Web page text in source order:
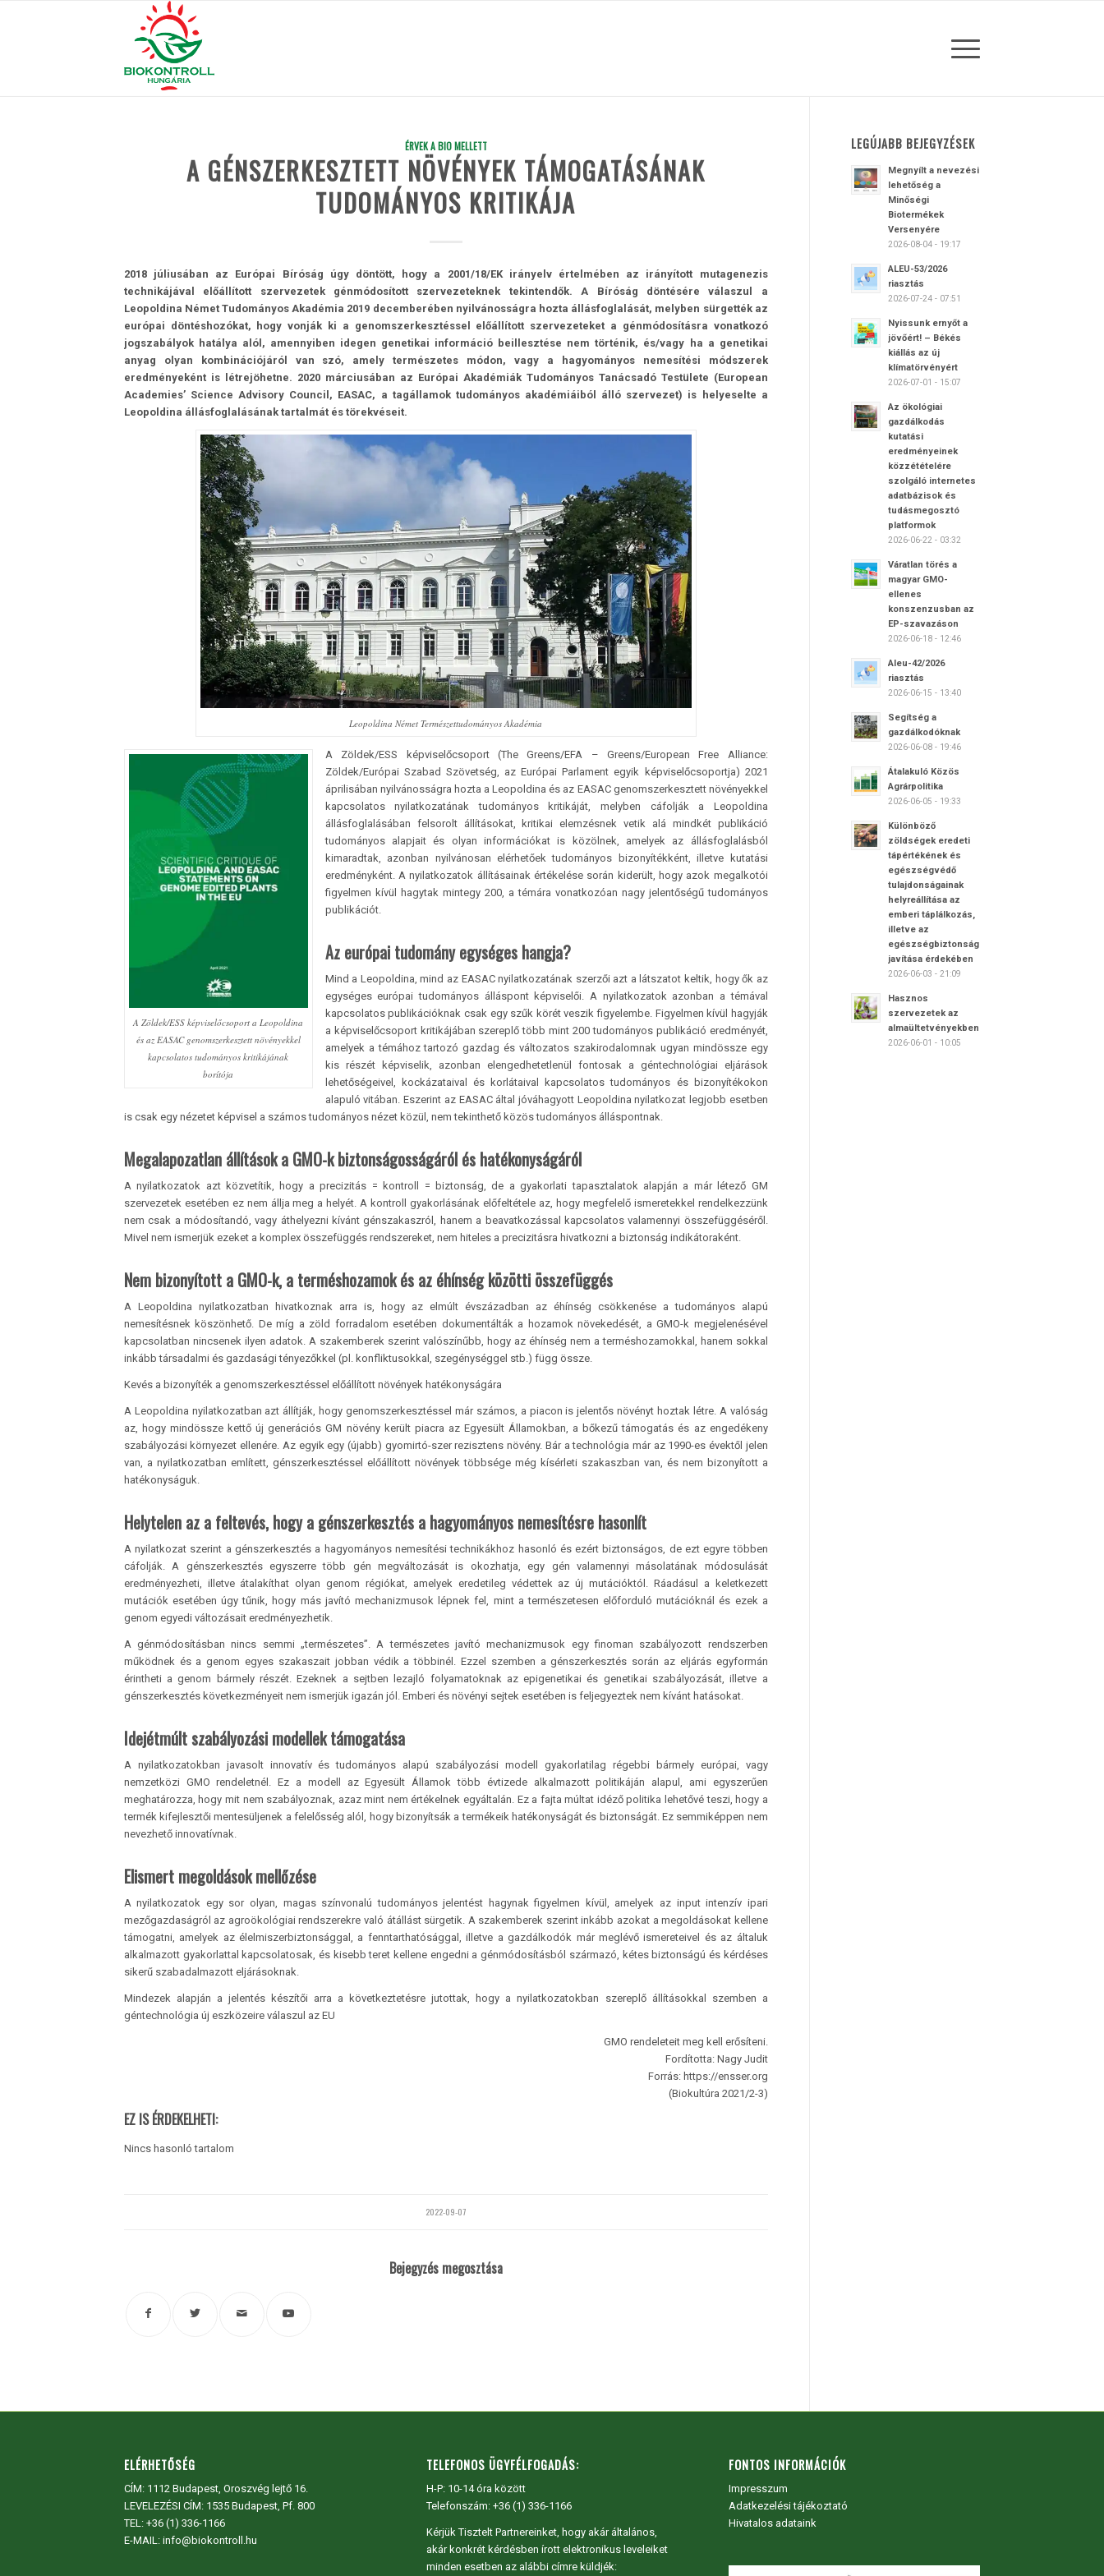
ÉRVEK A BIO MELLETT
A GÉNSZERKESZTETT NÖVÉNYEK TÁMOGATÁSÁNAK
TUDOMÁNYOS KRITIKÁJA
2018 júliusában az Európai Bíróság úgy döntött, hogy a 2001/18/EK irányelv értelmében az irányított muta­ge­nezis
technikájával előállított szervezetek génmódosított szervezeteknek tekintendők. A Bíróság döntésére válaszul a
Leopoldina Német Tudományos Akadémia 2019 decemberében nyilvánosságra hozta állásfoglalását, melyben sürgették az
európai döntéshozókat, hogy vonják ki a genomszerkesztéssel előállított szervezeteket a génmódosításra vonatkozó
jogszabályok hatálya alól, amennyiben idegen genetikai információ beillesztése nem történik, és/vagy ha a genetikai
anyag olyan kombinációjáról van szó, amely természetes módon, vagy a hagyományos nemesítési módszerek
eredményeként is létrejöhetne. 2020 márciusában az Európai Akadémiák Tudományos Tanácsadó Testülete (European
Academies’ Science Advisory Council, EASAC, a tagállamok tudományos akadémiáiból álló szervezet) is helyeselte a
Leopoldina állásfoglalásának tartalmát és törekvéseit.
Leopoldina Német Természettudományos Akadémia
A Zöldek/ESS képviselő­csoport a Leopoldina
és az EASAC genomszerkesztett növényekkel
kapcsolatos tudományos kritikájának
borítója
A Zöldek/ESS képviselő­csoport (The Greens/EFA – Greens/European Free Alli­ance:
Zöldek/Európai Szabad Szövetség, az Európai Parlament egyik képviselőcsoportja) 2021
áprilisában nyilvánosságra hozta a Leopoldina és az EASAC genomszerkesztett növényekkel
kapcsolatos nyilatkozatának tudományos kritikáját, melyben cáfolják a Leopoldina
állásfoglalásában felsorolt állításokat, kritikai elemzésnek vetik alá mindkét publikáció
tudományos alapjait és olyan információkat is közölnek, amelyek az állásfoglalásból
kimaradtak, azonban nyilvánosan elérhetőek tudományos bizonyítékként, illetve kutatási
eredményként. A nyilatkozatok állításainak értékelése során kiderült, hogy azok megalkotói
figyelmen kívül hagytak mintegy 200, a témára vonatkozóan nagy jelentőségű tudományos
publikációt.
Az európai tudomány egységes hangja?
Mind a Leopoldina, mind az EASAC nyilatkozatának szerzői azt a látszatot keltik, hogy ők az
egységes európai tudományos álláspont képviselői. A nyilatkozatok azonban a témával
kapcsolatos publikációknak csak egy szűk körét veszik figyelembe. Figyelmen kívül hagyják
a képviselőcsoport kritikájában szereplő több mint 200 tudományos publikáció eredményét,
amelyek a témához tartozó gazdag és változatos szakirodalomnak ugyan mindössze egy
kis részét képviselik, azonban elengedhetetlenül fontosak a géntechnológiai eljárások
lehetőségeivel, kockázataival és korlátaival kapcsolatos tudományos és bizonyítékokon
alapuló vitában. Eszerint az EASAC által jóváhagyott Leopoldina nyilatkozat legjobb esetben
is csak egy nézetet képvisel a számos tudományos nézet közül, nem tekinthető közös tudományos álláspontnak.
Megalapozatlan állítások a GMO-k biztonságosságáról és hatékonyságáról
A nyilatkozatok azt közvetítik, hogy a precizitás = kontroll = biztonság, de a gyakorlati tapasztalatok alapján a már létező GM
szervezetek esetében ez nem állja meg a helyét. A kontroll gyakorlásának előfeltétele az, hogy megfelelő ismeretekkel rendelkezzünk
nem csak a módosítandó, vagy áthelyezni kívánt génszakaszról, hanem a beavatkozással kapcsolatos valamennyi összefüggéséről.
Mivel nem ismerjük ezeket a komplex összefüggés rendszereket, nem hiteles a precizitásra hivatkozni a biztonság indikátoraként.
Nem bizonyított a GMO-k, a terméshozamok és az éhínség közötti összefüggés
A Leopoldina nyilatkozatban hivatkoznak arra is, hogy az elmúlt évszázadban az éhínség csökkenése a tudományos alapú
nemesítésnek köszönhető. De míg a zöld forradalom esetében dokumentálták a hozamok növekedését, a GMO-k megjelenésével
kapcsolatban nincsenek ilyen adatok. A szakemberek szerint valószínűbb, hogy az éhínség nem a terméshozamokkal, hanem sokkal
inkább társadalmi és gazdasági tényezőkkel (pl. konfliktusokkal, szegénységgel stb.) függ össze.
Kevés a bizonyíték a genomszerkesztéssel előállított növények hatékonyságára
A Leopoldina nyilatkozatban azt állítják, hogy genomszerkesztéssel már számos, a piacon is jelentős növényt hoztak létre. A valóság
az, hogy mindössze kettő új generációs GM növény került piacra az Egyesült Államokban, a bőkezű támogatás és az engedékeny
szabályozási környezet ellenére. Az egyik egy (újabb) gyomirtó-szer rezisztens növény. Bár a technológia már az 1990-es évektől jelen
van, a nyilatkozatban említett, génszerkesztéssel előállított növények többsége még kísérleti szakaszban van, és nem bizonyított a
hatékonyságuk.
Helytelen az a feltevés, hogy a génszerkesztés a hagyományos nemesítésre hasonlít
A nyilatkozat szerint a génszerkesztés a hagyományos nemesítési technikákhoz hasonló és ezért biztonságos, de ezt egyre többen
cáfolják. A génszerkesztés egyszerre több gén megváltozását is okozhatja, egy gén valamennyi másolatának módosulását
eredményezheti, illetve átalakíthat olyan genom régiókat, amelyek eredetileg védettek az új mutációktól. Ráadásul a keletkezett
mutációk esetében úgy tűnik, hogy más javító mechanizmusok lépnek fel, mint a természetesen előforduló mutációknál és ezek a
genom egyedi változásait eredményezhetik.
A génmódosításban nincs semmi „természetes”. A természetes javító mechanizmusok egy finoman szabályozott rendszerben
működnek és a genom egyes szakaszait jobban védik a többinél. Ezzel szemben a génszerkesztés során az eljárás egyformán
érintheti a genom bármely részét. Ezeknek a sejtben lezajló folyamatoknak az epigenetikai és genetikai szabályozását, illetve a
génszerkesztés következményeit nem ismerjük igazán jól. Emberi és növényi sejtek esetében is feljegyeztek nem kívánt hatásokat.
Idejétmúlt szabályozási modellek támogatása
A nyilatkozatokban javasolt innovatív és tudományos alapú szabályozási modell gyakorlatilag régebbi bármely európai, vagy
nemzetközi GMO rendeletnél. Ez a modell az Egyesült Államok több évtizede alkalmazott politikáján alapul, ami egyszerűen
meghatározza, hogy mit nem szabályoznak, azaz mint nem értékelnek egyáltalán. Ez a fajta múltat idéző politika lehetővé teszi, hogy a
termék kifejlesztői mentesüljenek a felelősség alól, hogy bizonyítsák a termékeik hatékonyságát és biztonságát. Ez semmiképpen nem
nevezhető innovatívnak.
Elismert megoldások mellőzése
A nyilatkozatok egy sor olyan, magas színvonalú tudományos jelentést hagynak figyelmen kívül, amelyek az input intenzív ipari
mezőgazdaságról az agroökológiai rendszerekre való átállást sürgetik. A szakemberek szerint inkább azokat a megoldásokat kellene
támogatni, amelyek az élelmiszerbiztonsággal, a fenntarthatósággal, illetve a gazdálkodók már meglévő ismereteivel és az általuk
alkalmazott gyakorlattal kapcsolatosak, és kisebb teret kellene engedni a génmódosításból származó, kétes biztonságú és kérdéses
sikerű szabadalmazott eljárásoknak.
Mindezek alapján a jelentés készítői arra a következtetésre jutottak, hogy a nyilatkozatokban szereplő állításokkal szemben a
géntechnológia új eszközeire válaszul az EU
GMO rendeleteit meg kell erősíteni.
Fordította: Nagy Judit
Forrás: https://ensser.org
(Biokultúra 2021/2-3)
EZ IS ÉRDEKELHETI:
Nincs hasonló tartalom
2022-09-07
Bejegyzés megosztása
LEGÚJABB BEJEGYZÉSEK
Megnyílt a nevezési
lehetőség a
Minőségi
Biotermékek
Versenyére
2026-08-04 - 19:17
ALEU-53/2026
riasztás
2026-07-24 - 07:51
Nyissunk ernyőt a
jövőért! – Békés
kiállás az új
klímatörvényért
2026-07-01 - 15:07
Az ökológiai
gazdálkodás
kutatási
eredményeinek
közzétételére
szolgáló internetes
adatbázisok és
tudásmegosztó
platformok
2026-06-22 - 03:32
Váratlan törés a
magyar GMO-
ellenes
konszenzusban az
EP-szavazáson
2026-06-18 - 12:46
Aleu-42/2026
riasztás
2026-06-15 - 13:40
Segítség a
gazdálkodóknak
2026-06-08 - 19:46
Átalakuló Közös
Agrárpolitika
2026-06-05 - 19:33
Különböző
zöldségek eredeti
tápértékének és
egészségvédő
tulajdonságainak
helyreállítása az
emberi táplálkozás,
illetve az
egészségbiztonság
javítása érdekében
2026-06-03 - 21:09
Hasznos
szervezetek az
almaültetvényekben
2026-06-01 - 10:05
ELÉRHETŐSÉG
CÍM: 1112 Budapest, Oroszvég lejtő 16.
LEVELEZÉSI CÍM: 1535 Budapest, Pf. 800
TEL: +36 (1) 336-1166
E-MAIL: info@biokontroll.hu
TELEFONOS ÜGYFÉLFOGADÁS:
H-P: 10-14 óra között
Telefonszám: +36 (1) 336-1166
Kérjük Tisztelt Partnereinket, hogy akár általános,
akár konkrét kérdésben írott elektronikus leveleiket
minden esetben az alábbi címre küldjék:
FONTOS INFORMÁCIÓK
Impresszum
Adatkezelési tájékoztató
Hivatalos adataink